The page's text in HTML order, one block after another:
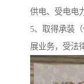
供电、受电电
5、取得承装
展业务，受法